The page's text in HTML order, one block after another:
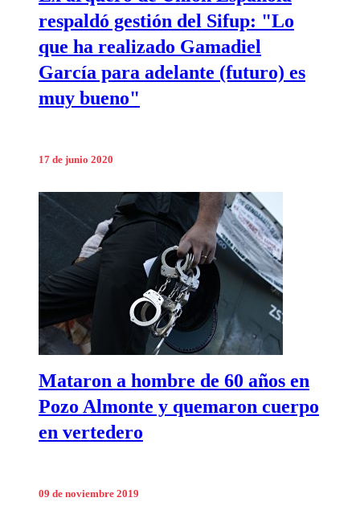
respaldó gestión del Sifup: "Lo
que ha realizado Gamadiel
García para adelante (futuro) es
muy bueno"
17 de junio 2020
Mataron a hombre de 60 años en
Pozo Almonte y quemaron cuerpo
en vertedero
09 de noviembre 2019